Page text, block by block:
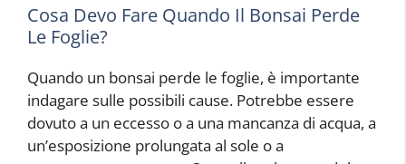
Cosa Devo Fare Quando Il Bonsai Perde
Le Foglie?
Quando un bonsai perde le foglie, è importante
indagare sulle possibili cause. Potrebbe essere
dovuto a un eccesso o a una mancanza di acqua, a
un’esposizione prolungata al sole o a